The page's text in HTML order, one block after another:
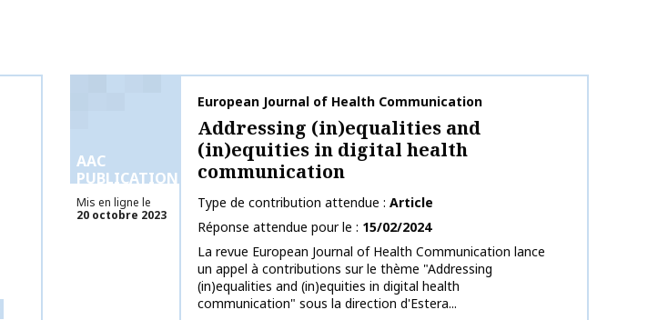
AAC
PUBLICATIONS
Mis en ligne le
20 octobre 2023
Nom de la publication
European Journal of Health Communication
Addressing (in)equalities and
(in)equities in digital health
communication
Type de contribution attendue
Article
Réponse attendue pour le
15/02/2024
La revue European Journal of Health Communication lance
un appel à contributions sur le thème "Addressing
(in)equalities and (in)equities in digital health
communication" sous la direction d'Estera...